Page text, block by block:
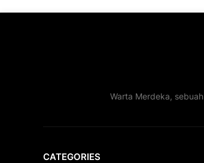
Warta Merdeka,
CATEGORIES